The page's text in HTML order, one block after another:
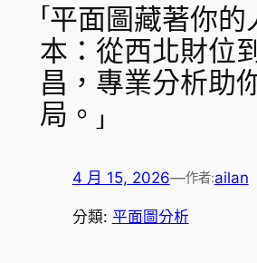
「平面圖藏著你
本：從西北財位
昌，專業分析助
局。」
4 月 15, 2026—作者:ailan
分類: 平面圖分析